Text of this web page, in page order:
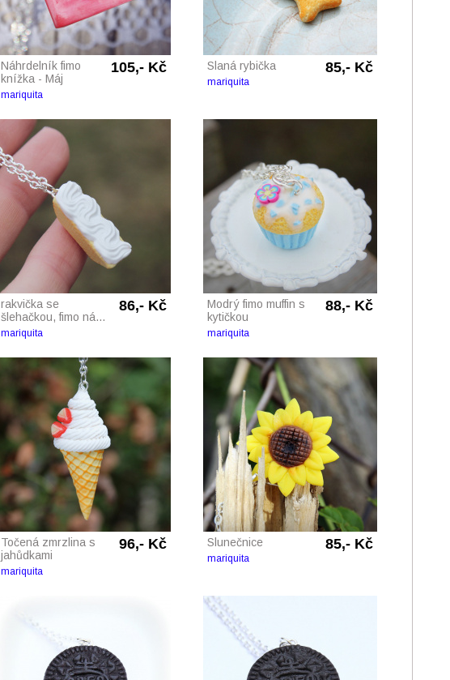
Náhrdelník fimo
knížka - Máj
105,- Kč
mariquita
Slaná rybička 85,- Kč
mariquita
rakvička se
šlehačkou, fimo ná...
86,- Kč
mariquita
Modrý fimo muffin s
kytičkou
88,- Kč
mariquita
Točená zmrzlina s
jahůdkami
96,- Kč
mariquita
Slunečnice 85,- Kč
mariquita